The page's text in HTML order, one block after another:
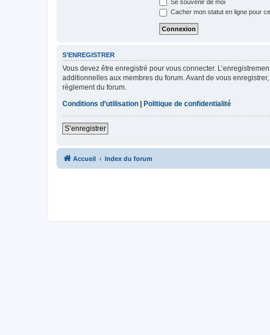
Se souvenir de moi
Cacher mon statut en ligne pour
S’ENREGISTRER
Vous devez être enregistré pour vous connecter.
additionnelles aux membres du forum. Avant de vous
règlement du forum.
Conditions d’utilisation
Politique de confidentialité
S’enregistrer
Accueil Index du forum